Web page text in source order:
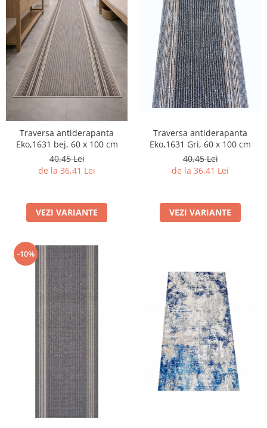
Traversa antiderapanta
Eko,1631 bej, 60 x 100 cm
40,45 Lei
de la 36,41 Lei
VEZI VARIANTE
Traversa antiderapanta
Eko,1631 Gri, 60 x 100 cm
40,45 Lei
de la 36,41 Lei
VEZI VARIANTE
-10%